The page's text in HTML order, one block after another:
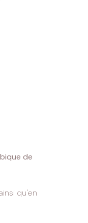
de
qu'en